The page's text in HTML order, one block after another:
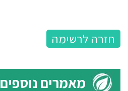
חזרה לרשימה
מאמרים נוספים